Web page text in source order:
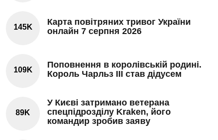
145K
Карта повітряних тривог України
онлайн 7 серпня 2026
109K
Поповнення в королівській родині.
Король Чарльз III став дідусем
89K
У Києві затримано ветерана
спецпідрозділу Kraken, його
командир зробив заяву